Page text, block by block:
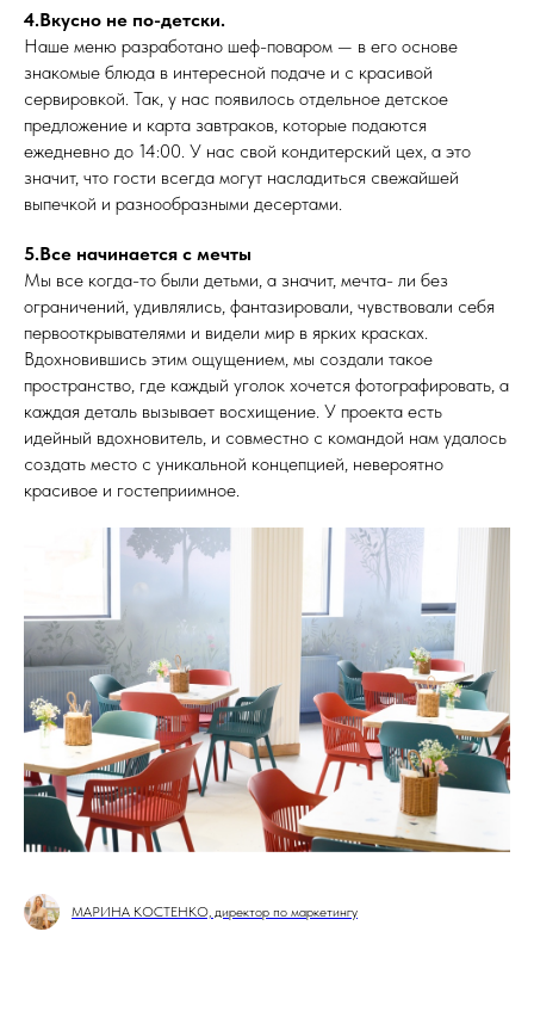
4.Вкусно не по-детски.
Наше меню разработано шеф-поваром — в его основе
знакомые блюда в интересной подаче и с красивой
сервировкой. Так, у нас появилось отдельное детское
предложение и карта завтраков, которые подаются
ежедневно до 14:00. У нас свой кондитерский цех, а это
значит, что гости всегда могут насладиться свежайшей
выпечкой и разнообразными десертами.
5.Все начинается с мечты
Мы все когда-то были детьми, а значит, мечта- ли без
ограничений, удивлялись, фантазировали, чувствовали себя
первооткрывателями и видели мир в ярких красках.
Вдохновившись этим ощущением, мы создали такое
пространство, где каждый уголок хочется фотографировать, а
каждая деталь вызывает восхищение. У проекта есть
идейный вдохновитель, и совместно с командой нам удалось
создать место с уникальной концепцией, невероятно
красивое и гостеприимное.
МАРИНА КОСТЕНКО, директор по маркетингу